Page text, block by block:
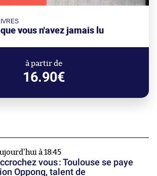
vous n'avez jamais lu
à partir de
16.90€
à 18:45
vous : Toulouse se paye
Oppong, talent de